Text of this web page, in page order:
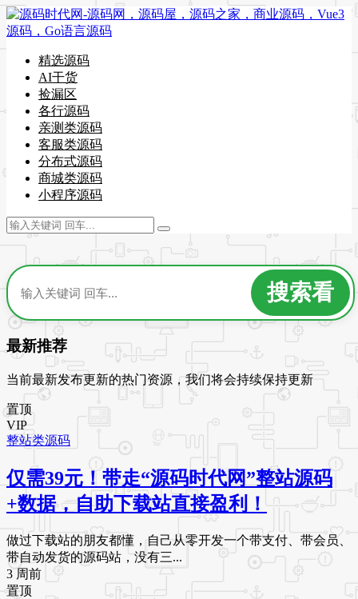
精选源码
AI干货
捡漏区
各行源码
亲测类源码
客服类源码
分布式源码
商城类源码
小程序源码
最新推荐
当前最新发布更新的热门资源，我们将会持续保持更新
置顶
VIP
整站类源码
仅需39元！带走“源码时代网”整站源码
+数据，自助下载站直接盈利！
做过下载站的朋友都懂，自己从零开发一个带支付、带会员、
带自动发货的源码站，没有三...
3 周前
置顶